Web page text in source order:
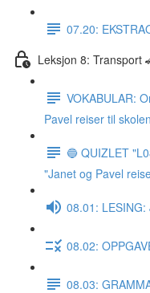
07.20:
Leksjon 8: Transport
VOKABULAR:
Pavel reiser til
🔵 QUIZLET
"Janet og Pavel
08.01:
08.02:
08.03: